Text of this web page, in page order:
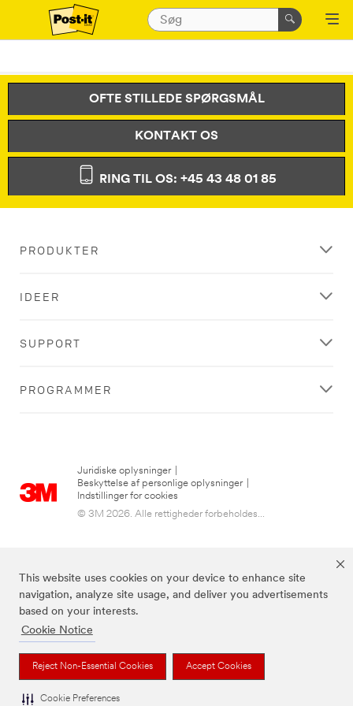
This website uses cookies on your device to enhance site
navigation, analyze site usage, and deliver you advertisements
based on your interests.
Cookie Notice
Reject Non-Essential Cookies Accept Cookies
Cookie Preferences
OFTE STILLEDE SPØRGSMÅL
KONTAKT OS
RING TIL OS: +45 43 48 01 85
PRODUKTER
IDEER
SUPPORT
PROGRAMMER
Juridiske oplysninger
Beskyttelse af personlige oplysninger
Indstillinger for cookies
© 3M 2026. Alle rettigheder forbeholdes...
3M, Post-it® og farven Canary Yellow™ er varemærker tilhørende 3M.